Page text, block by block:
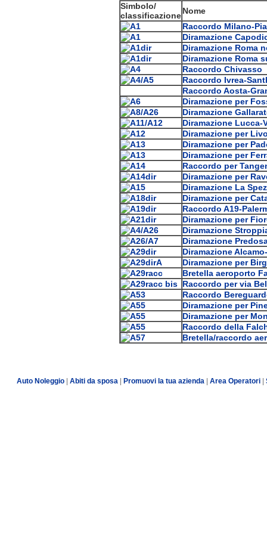
Simbolo/
classificazioneNome
Raccordo Milano-
Diramazione
Diramazione Roma
Diramazione Roma
Raccordo Chivasso
Raccordo Ivrea-
Raccordo Aosta-
Diramazione per
Diramazione
Diramazione Lucca-
Diramazione per
Diramazione per
Diramazione per
Raccordo per
Diramazione per
Diramazione La
Diramazione per
Raccordo A19-
Diramazione per
Diramazione
Diramazione
Diramazione
Diramazione per
Bretella aeroporto
Raccordo per via
Raccordo
Diramazione per
Diramazione per
Raccordo della
Bretella/raccordo
Auto Noleggio Abiti da sposa Promuovi la tua azienda Area Operatori